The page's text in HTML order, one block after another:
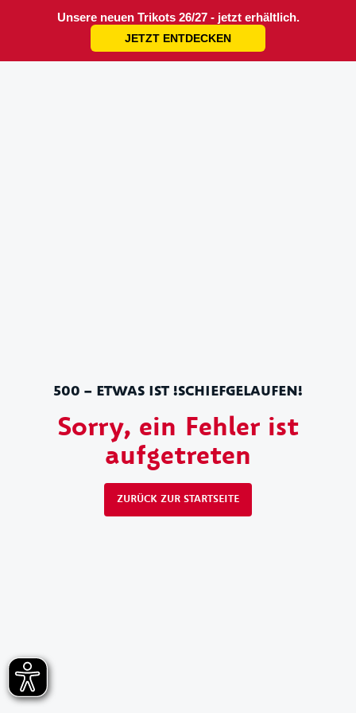
Unsere neuen Trikots 26/27 - jetzt erhältlich.
JETZT ENTDECKEN
500 – ETWAS IST !SCHIEFGELAUFEN!
Sorry, ein Fehler ist
aufgetreten
ZURÜCK ZUR STARTSEITE